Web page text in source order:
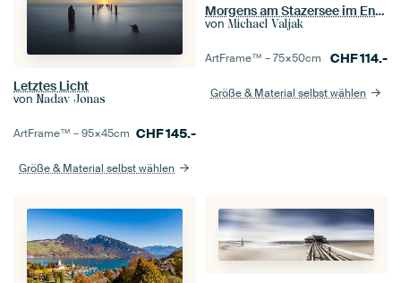
Letztes Licht
von Nadav Jonas
ArtFrame™ –95×45cm CHF145.-
Größe & Material selbst wählen
Morgens am Stazersee im Engadin in der Schweiz
von Michael Valjak
ArtFrame™ –75×50cm CHF114.-
Größe & Material selbst wählen